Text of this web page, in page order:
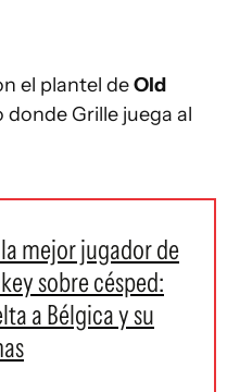
el plantel deOld
donde Grille juega al
mejor jugador de
sobre césped:
a Bélgica y su